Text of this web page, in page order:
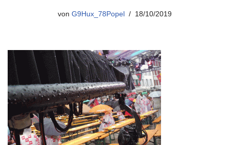
von G9Hux_78Popel 18/10/2019